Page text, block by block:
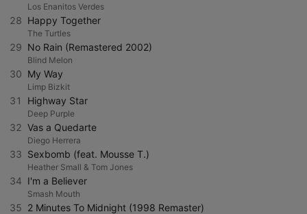
Los Enanitos Verdes
28 Happy Together
The Turtles
29 No Rain (Remastered 2002)
Blind Melon
30 My Way
Limp Bizkit
31 Highway Star
Deep Purple
32 Vas a Quedarte
Diego Herrera
33 Sexbomb (feat. Mousse T.)
Heather Small & Tom Jones
34 I'm a Believer
Smash Mouth
35 2 Minutes To Midnight (1998 Remaster)